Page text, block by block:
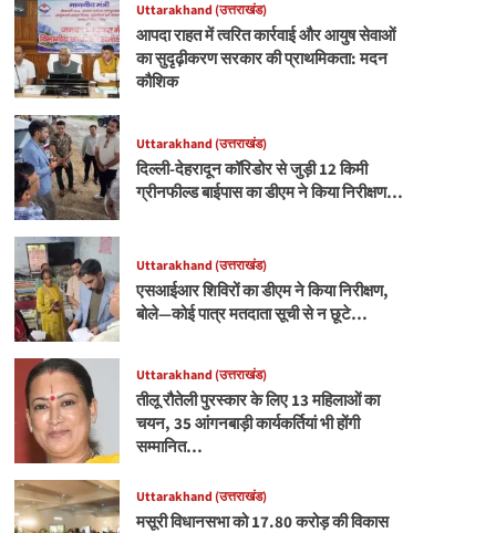
Uttarakhand (उत्तराखंड)
आपदा राहत में त्वरित कार्रवाई और आयुष सेवाओं
का सुदृढ़ीकरण सरकार की प्राथमिकता: मदन
कौशिक
Uttarakhand (उत्तराखंड)
दिल्ली-देहरादून कॉरिडोर से जुड़ी 12 किमी
ग्रीनफील्ड बाईपास का डीएम ने किया निरीक्षण…
Uttarakhand (उत्तराखंड)
एसआईआर शिविरों का डीएम ने किया निरीक्षण,
बोले—कोई पात्र मतदाता सूची से न छूटे…
Uttarakhand (उत्तराखंड)
तीलू रौतेली पुरस्कार के लिए 13 महिलाओं का
चयन, 35 आंगनबाड़ी कार्यकर्तियां भी होंगी
सम्मानित…
Uttarakhand (उत्तराखंड)
मसूरी विधानसभा को 17.80 करोड़ की विकास